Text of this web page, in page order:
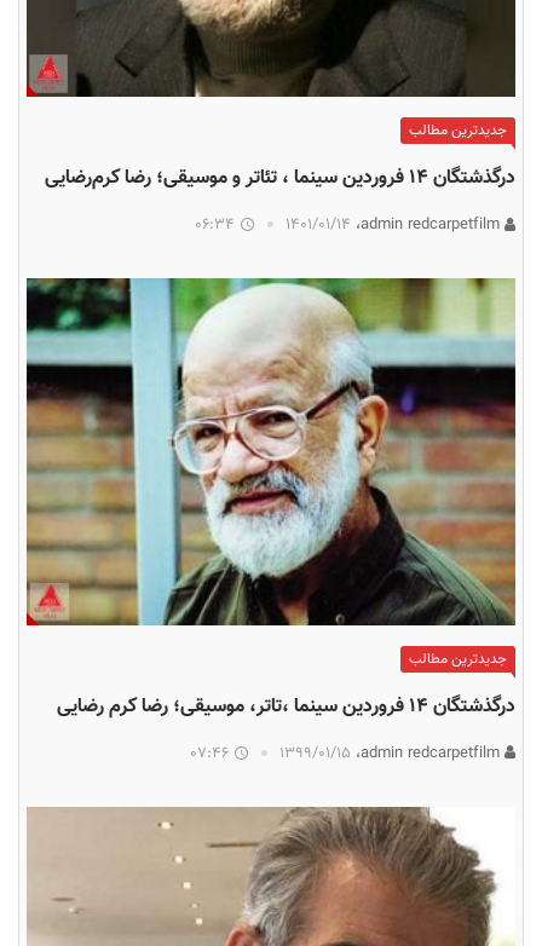
جدیدترین مطالب
درگذشتگان ۱۴ فروردین سینما ، تئاتر و موسیقی؛ رضا کرم‌رضایی
۱۴۰۱/۰۱/۱۴ 06:34
جدیدترین مطالب
درگذشتگان ۱۴ فروردین سینما ،تاتر، موسیقی؛ رضا کرم رضایی
۱۳۹۹/۰۱/۱۵ 07:46